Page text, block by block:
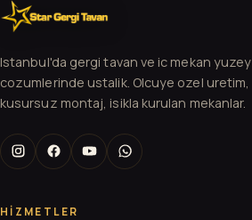
Istanbul'da gergi tavan ve ic mekan yuzey
cozumlerinde ustalik. Olcuye ozel uretim,
kusursuz montaj, isikla kurulan mekanlar.
HIZMETLER